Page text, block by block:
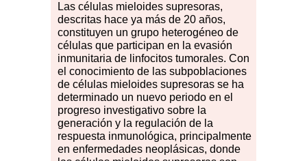
Las cé lulas mieloides supresoras,
descritas hace ya más de 20 años,
constituyen un grupo heterogéneo de
células que participan en la evasión
inmunitaria de linfocitos tumorales. Con
el conocimiento de las subpoblaciones
de células mieloides supresoras se ha
determinado un nuevo periodo en el
progreso investigativo sobre la
generación y la regulación de la
respuesta inmunológica, principalmente
en enfermedades neoplásicas, donde